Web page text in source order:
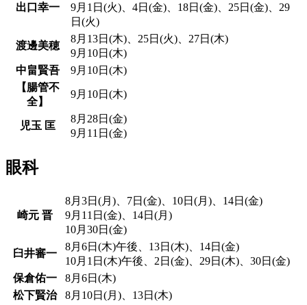
出口幸一
9月1日(火)、4日(金)、18日(金)、25日(金)、29
日(火)
渡邊美穂
8月13日(木)、25日(火)、27日(木)
9月10日(木)
中畠賢吾
9月10日(木)
【腸管不
全】
9月10日(木)
児玉 匡
8月28日(金)
9月11日(金)
眼科
崎元 晋
8月3日(月)、7日(金)、10日(月)、14日(金)
9月11日(金)、14日(月)
10月30日(金)
臼井審一
8月6日(木)午後、13日(木)、14日(金)
10月1日(木)午後、2日(金)、29日(木)、30日(金)
保倉佑一
8月6日(木)
松下賢治
8月10日(月)、13日(木)